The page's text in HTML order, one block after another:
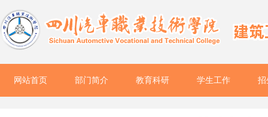
网站首页 部门简介 教育科研 学生工作 招